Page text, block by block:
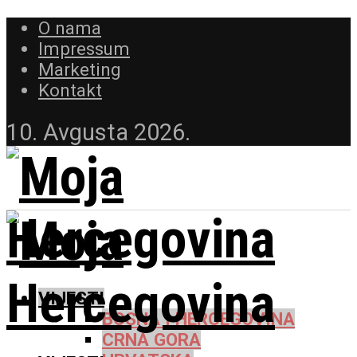
O nama
Impressum
Marketing
Kontakt
10. Avgusta 2026.
VIJESTI
BOSNA I HERCEGOVINA
CRNA GORA